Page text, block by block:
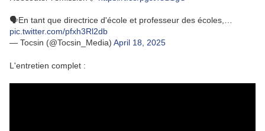
🗣️En tant que directrice d'école et professeur des écoles,…
pic.twitter.com/pfxh3Rl2db
— Tocsin (@Tocsin_Media) April 18, 2025
L'entretien complet :